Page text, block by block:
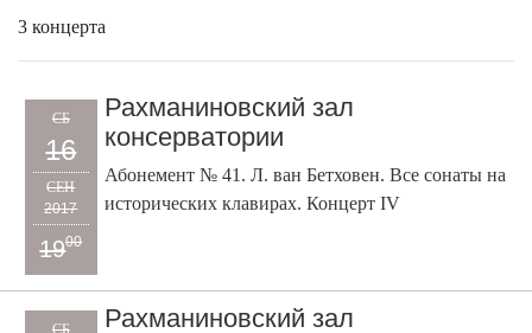
3 концерта
СБ
16
СЕН
2017
1900
Рахманиновский зал
консерватории
Абонемент № 41. Л. ван Бетховен. Все сонаты на
исторических клавирах. Концерт IV
СБ
Рахманиновский зал